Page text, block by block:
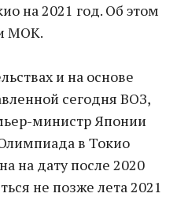
на 2021 год. Об этом
МОК.
и на основе
сегодня ВОЗ,
министр Японии
в Токио
на дату после 2020
не позже лета 2021